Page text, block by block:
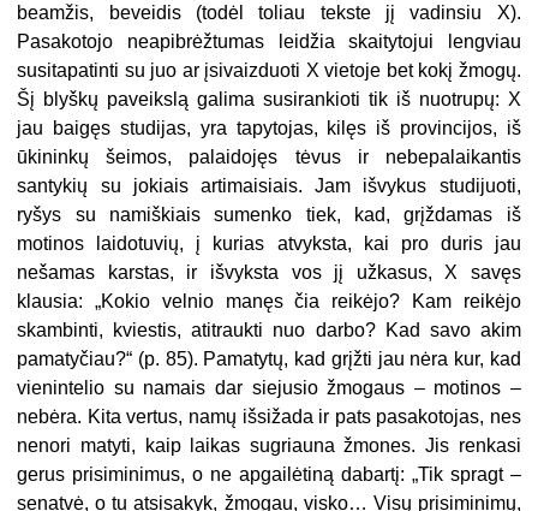
beamžis, beveidis (todėl toliau tekste jį vadinsiu X).
Pasakotojo neapibrėžtumas leidžia skaitytojui lengviau
susitapatinti su juo ar įsivaizduoti X vietoje bet kokį žmogų.
Šį blyškų paveikslą galima susirankioti tik iš nuotrupų: X
jau baigęs studijas, yra tapytojas, kilęs iš provincijos, iš
ūkininkų šeimos, palaidojęs tėvus ir nebepalaikantis
santykių su jokiais artimaisiais. Jam išvykus studijuoti,
ryšys su namiškiais sumenko tiek, kad, grįždamas iš
motinos laidotuvių, į kurias atvyksta, kai pro duris jau
nešamas karstas, ir išvyksta vos jį užkasus, X savęs
klausia: „Kokio velnio manęs čia reikėjo? Kam reikėjo
skambinti, kviestis, atitraukti nuo darbo? Kad savo akim
pamatyčiau?“ (p. 85). Pamatytų, kad grįžti jau nėra kur, kad
vienintelio su namais dar siejusio žmogaus – motinos –
nebėra. Kita vertus, namų išsižada ir pats pasakotojas, nes
nenori matyti, kaip laikas sugriauna žmones. Jis renkasi
gerus prisiminimus, o ne apgailėtiną dabartį: „Tik spragt –
senatvė, o tu atsisakyk, žmogau, visko… Visų prisiminimų,